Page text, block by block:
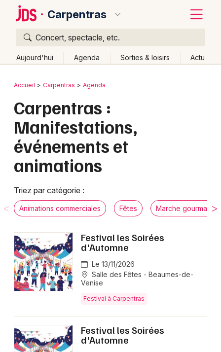
Carpentras
Concert, spectacle, etc.
Aujourd'hui Agenda Sorties & loisirs Actu
Publier un événement
Grands événements
Activité & Expérience
Manifestations
Foires & salons
Spectacles
Concerts
Sports
Sorties famille
Bordeaux
Colmar
Lille
Lyon
Mulhouse
Nantes
Nice
Paris
Toulouse
Toutes les villes
Retour
Accueil Carpentras Agenda
Carpentras :
Manifestations,
événements et
animations
Triez par catégorie :
Animations commerciales Fêtes Marche gourmande
Festival les Soirées
d'Automne
Le 13/11/2026
Salle des Fêtes - Beaumes-de-
Venise
Festival à Carpentras
Festival les Soirées
d'Automne
Quoi ?
Où ?
Provence-Alpes-Côte-d'Azur
Changer de lieu
Quand ?
Aujourd'hui
Demain